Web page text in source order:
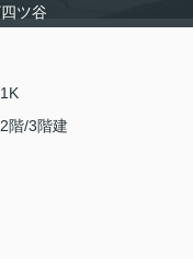
ツ谷
1K
2階/3階建